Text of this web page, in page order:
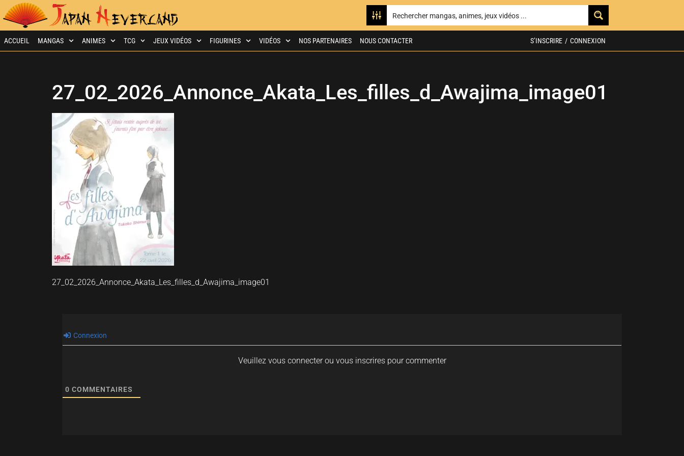
ACCUEIL MANGAS ANIMES TCG JEUX VIDÉOS FIGURINES VIDÉOS NOS PARTENAIRES NOUS CONTACTER S’INSCRIRE / CONNEXION
27_02_2026_Annonce_Akata_Les_filles_d_Awajima_image01
27_02_2026_Annonce_Akata_Les_filles_d_Awajima_image01
Connexion
Veuillez vous connecter ou vous inscrires pour commenter
0 COMMENTAIRES